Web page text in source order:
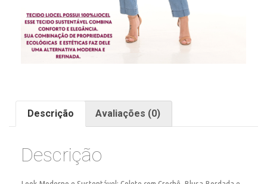
Descrição Avaliações (0)
Descrição